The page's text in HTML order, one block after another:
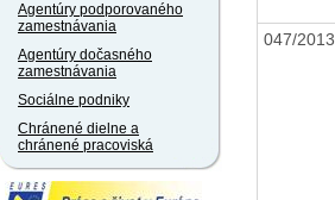
Agentúry podporovaného
zamestnávania
Agentúry dočasného
zamestnávania
Sociálne podniky
Chránené dielne a
chránené pracoviská
047/2013